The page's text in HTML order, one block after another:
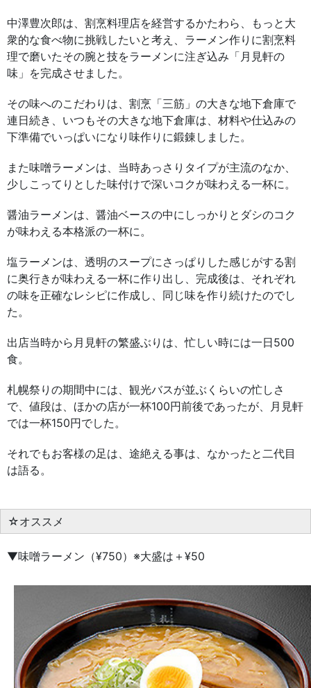
中澤豊次郎は、割烹料理店を経営するかたわら、もっと大
衆的な食べ物に挑戦したいと考え、ラーメン作りに割烹料
理で磨いたその腕と技をラーメンに注ぎ込み「月見軒の
味」を完成させました。
その味へのこだわりは、割烹「三筋」の大きな地下倉庫で
連日続き、いつもその大きな地下倉庫は、材料や仕込みの
下準備でいっぱいになり味作りに鍛錬しました。
また味噌ラーメンは、当時あっさりタイプが主流のなか、
少しこってりとした味付けで深いコクが味わえる一杯に。
醤油ラーメンは、醤油ベースの中にしっかりとダシのコク
が味わえる本格派の一杯に。
塩ラーメンは、透明のスープにさっぱりした感じがする割
に奥行きが味わえる一杯に作り出し、完成後は、それぞれ
の味を正確なレシピに作成し、同じ味を作り続けたのでし
た。
出店当時から月見軒の繁盛ぶりは、忙しい時には一日500
食。
札幌祭りの期間中には、観光バスが並ぶくらいの忙しさ
で、値段は、ほかの店が一杯100円前後であったが、月見軒
では一杯150円でした。
それでもお客様の足は、途絶える事は、なかったと二代目
は語る。
☆オススメ
▼味噌ラーメン（¥750）※大盛は＋¥50